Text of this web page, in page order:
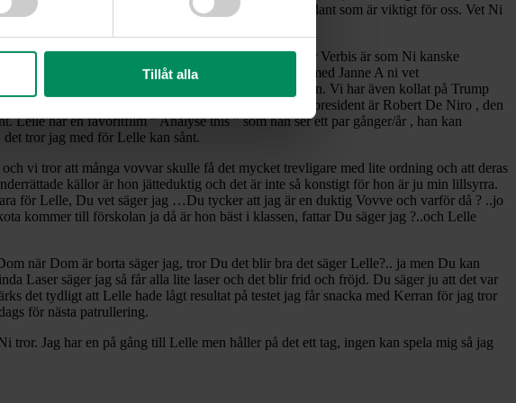
Tillåt alla
husse tycker jag, vi tränar även stanna, hit och sådant som är viktigt för oss. Vet Ni
mig att undersöka honom men det går inte för Verbis är som Ni kanske
här töar det och är ganska blött. Såg Ni intervjun med Janne A ni vet
och hela laget lycka till för det är kul med fotboll igen. Vi har även kollat på Trump
Bartlet från serien Vita Huset. Vår favorit till att spela president är Robert De Niro , den
Lelle har en favoritfilm ” Analyse this ” som han ser ett par gånger/år , han kan
tror jag med för Lelle kan sånt.
vi tror att många vovvar skulle få det mycket trevligare med lite ordning och att deras
källor är hon jätteduktig och det är inte så konstigt för hon är ju min lillsyrra.
för Lelle, Du vet säger jag …Du tycker att jag är en duktig Vovve och varför då ? ..jo
kommer till förskolan ja då är hon bäst i klassen, fattar Du säger jag ?..och Lelle
när Dom är borta säger jag, tror Du det blir bra det säger Lelle?.. ja men Du kan
Laser säger jag så får alla lite laser och det blir frid och fröjd. Du säger ju att det var
det tydligt att Lelle hade lågt resultat på testet jag får snacka med Kerran för jag tror
för nästa patrullering.
tror. Jag har en på gång till Lelle men håller på det ett tag, ingen kan spela mig så jag